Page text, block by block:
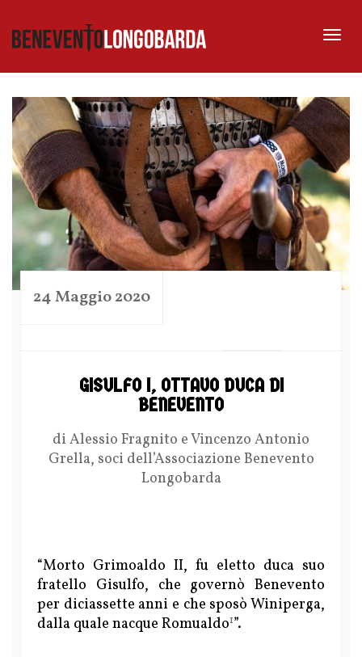
24 Maggio 2020
GISULFO I, OTTAVO DUCA DI
BENEVENTO
di Alessio Fragnito e Vincenzo Antonio
Grella, soci dell’Associazione Benevento
Longobarda
“Morto Grimoaldo II, fu eletto duca suo
fratello Gisulfo, che governò Benevento
per diciassette anni e che sposò Winiperga,
dalla quale nacque Romualdo1”.